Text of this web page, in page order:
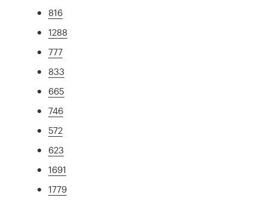
816
1288
777
833
665
746
572
623
1691
1779